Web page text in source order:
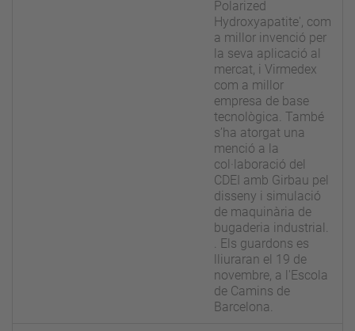
Polarized
Hydroxyapatite', com
a millor invenció per
la seva aplicació al
mercat, i Virmedex
com a millor
empresa de base
tecnològica. També
s’ha atorgat una
menció a la
col·laboració del
CDEI amb Girbau pel
disseny i simulació
de maquinària de
bugaderia industrial.
. Els guardons es
lliuraran el 19 de
novembre, a l'Escola
de Camins de
Barcelona.